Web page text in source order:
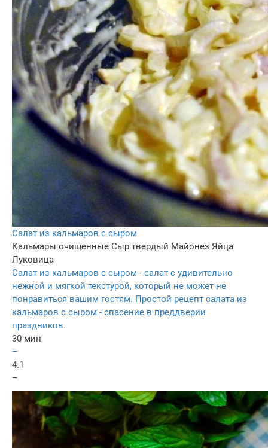
Салат из кальмаров с сыром
Кальмары очищенные Сыр твердый Майонез Яйца
Луковица
Салат из кальмаров с сыром - салат с удивительно
нежной и мягкой текстурой, который не может не
понравиться вашим гостям. Простой рецепт салата из
кальмаров с сыром - спасение в преддверии
праздников.
30 мин
–
4.1
–